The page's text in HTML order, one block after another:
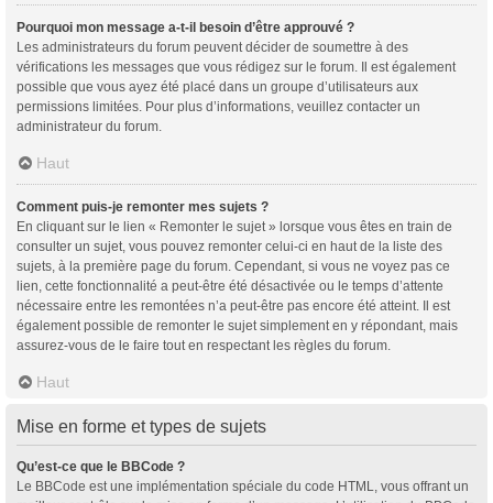
Pourquoi mon message a-t-il besoin d’être approuvé ?
Les administrateurs du forum peuvent décider de soumettre à des
vérifications les messages que vous rédigez sur le forum. Il est également
possible que vous ayez été placé dans un groupe d’utilisateurs aux
permissions limitées. Pour plus d’informations, veuillez contacter un
administrateur du forum.
Haut
Comment puis-je remonter mes sujets ?
En cliquant sur le lien « Remonter le sujet » lorsque vous êtes en train de
consulter un sujet, vous pouvez remonter celui-ci en haut de la liste des
sujets, à la première page du forum. Cependant, si vous ne voyez pas ce
lien, cette fonctionnalité a peut-être été désactivée ou le temps d’attente
nécessaire entre les remontées n’a peut-être pas encore été atteint. Il est
également possible de remonter le sujet simplement en y répondant, mais
assurez-vous de le faire tout en respectant les règles du forum.
Haut
Mise en forme et types de sujets
Qu’est-ce que le BBCode ?
Le BBCode est une implémentation spéciale du code HTML, vous offrant un